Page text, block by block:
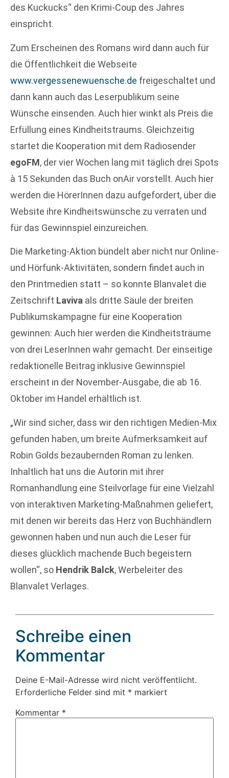
des Kuckucks“ den Krimi-Coup des Jahres
einspricht.
Zum Erscheinen des Romans wird dann auch für
die Öffentlichkeit die Webseite
www.vergessenewuensche.de freigeschaltet und
dann kann auch das Leserpublikum seine
Wünsche einsenden. Auch hier winkt als Preis die
Erfüllung eines Kindheitstraums. Gleichzeitig
startet die Kooperation mit dem Radiosender
egoFM, der vier Wochen lang mit täglich drei Spots
à 15 Sekunden das Buch onAir vorstellt. Auch hier
werden die HörerInnen dazu aufgefordert, über die
Website ihre Kindheitswünsche zu verraten und
für das Gewinnspiel einzureichen.
Die Marketing-Aktion bündelt aber nicht nur Online-
und Hörfunk-Aktivitäten, sondern findet auch in
den Printmedien statt – so konnte Blanvalet die
Zeitschrift Laviva als dritte Säule der breiten
Publikumskampagne für eine Kooperation
gewinnen: Auch hier werden die Kindheitsträume
von drei LeserInnen wahr gemacht. Der einseitige
redaktionelle Beitrag inklusive Gewinnspiel
erscheint in der November-Ausgabe, die ab 16.
Oktober im Handel erhältlich ist.
„Wir sind sicher, dass wir den richtigen Medien-Mix
gefunden haben, um breite Aufmerksamkeit auf
Robin Golds bezaubernden Roman zu lenken.
Inhaltlich hat uns die Autorin mit ihrer
Romanhandlung eine Steilvorlage für eine Vielzahl
von interaktiven Marketing-Maßnahmen geliefert,
mit denen wir bereits das Herz von Buchhändlern
gewonnen haben und nun auch die Leser für
dieses glücklich machende Buch begeistern
wollen“, so Hendrik Balck, Werbeleiter des
Blanvalet Verlages.
Schreibe einen
Kommentar
Deine E-Mail-Adresse wird nicht veröffentlicht.
Erforderliche Felder sind mit * markiert
Kommentar *